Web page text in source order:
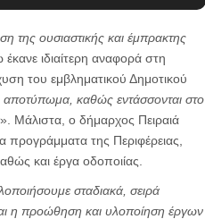
της ουσιαστικής και έμπρακτης
ιδιαίτερη αναφορά στη
του εμβληματικού Δημοτικού
αποτύπωμα, καθώς εντάσσονται στο
». Μάλιστα, ο δήμαρχος Πειραιά
προγράμματα της Περιφέρειας,
και έργα οδοποιίας.
σταδιακά, σειρά
η προώθηση και υλοποίηση έργων